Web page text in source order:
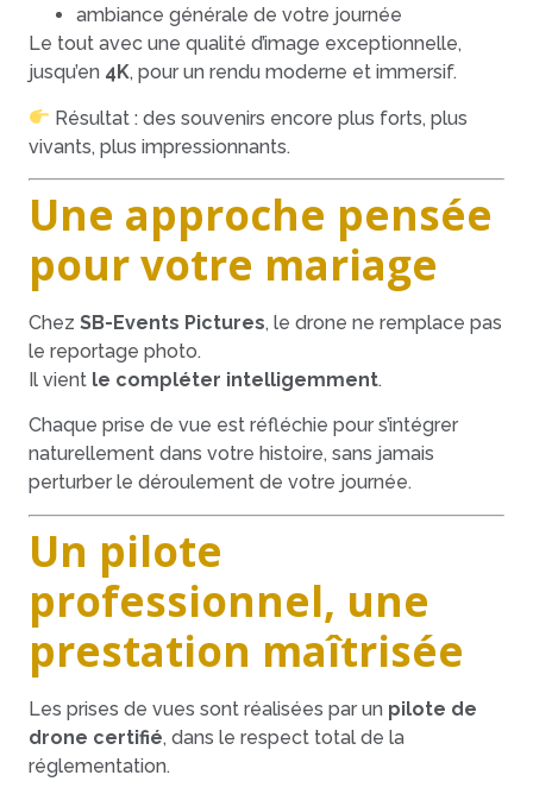
ambiance générale de votre journée
Le tout avec une qualité d’image exceptionnelle,
jusqu’en 4K, pour un rendu moderne et immersif.
Résultat : des souvenirs encore plus forts, plus
vivants, plus impressionnants.
Une approche pensée
pour votre mariage
Chez SB-Events Pictures, le drone ne remplace pas
le reportage photo.
Il vient le compléter intelligemment.
Chaque prise de vue est réfléchie pour s’intégrer
naturellement dans votre histoire, sans jamais
perturber le déroulement de votre journée.
Un pilote
professionnel, une
prestation maîtrisée
Les prises de vues sont réalisées par un pilote de
drone certifié, dans le respect total de la
réglementation.